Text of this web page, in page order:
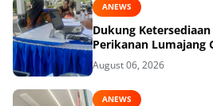
ANEWS
Dukung
Perikanan Lumajang
August 06, 2026
ANEWS